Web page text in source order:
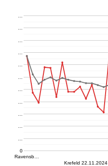
Ravensb…
Krefeld 22.11.2024
0
…
…
…